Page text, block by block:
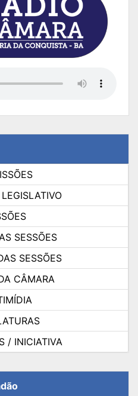
SESSÕES
SESSÕES
CÂMARA
/ INICIATIVA